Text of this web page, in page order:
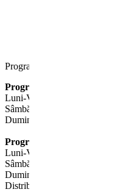
Program de lucru
Program Showroom
Luni-Vineri: 08:00-18:30
Sâmbătă: 09:00-14:00
Duminica: închis
Program service auto
Luni-Vineri: 08:00-17:00
Sâmbătă: închis
Duminică: închis
Distribuie această locație